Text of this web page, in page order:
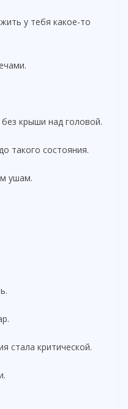
у тебя какое-то
крыши над головой.
такого состояния.
ушам.
стала критической.